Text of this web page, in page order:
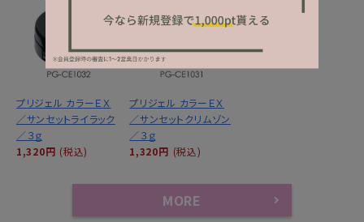
プリジェル カラーＥＸ
／サンセットライラック
／３ｇ
1,320円 (税込)
プリジェル カラーＥＸ
／サンセットクリムゾン
／３ｇ
1,320円 (税込)
MORE